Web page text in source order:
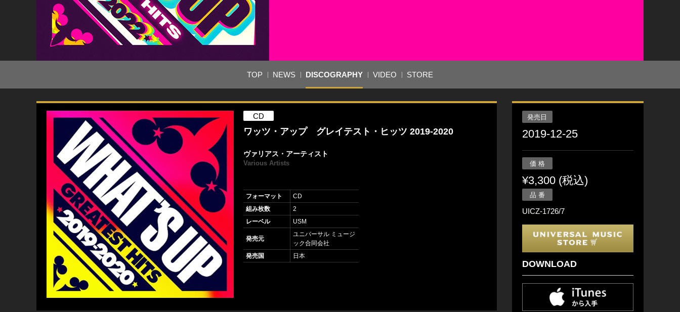
TOP NEWS DISCOGRAPHY VIDEO STORE
CD
ワッツ・アップ グレイテスト・ヒッツ 2019-2020
ヴァリアス・アーティスト
Various Artists
フォーマット
CD
組み枚数
2
レーベル
USM
発売元
ユニバーサル ミュージ
ック合同会社
発売国
日本
発売日
2019-12-25
価 格
¥3,300 (税込)
品 番
UICZ-1726/7
DOWNLOAD